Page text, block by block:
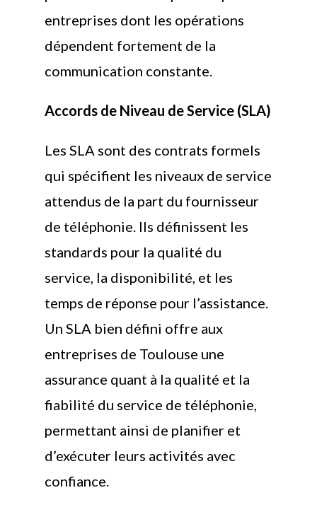
entreprises dont les opérations
dépendent fortement de la
communication constante.
Accords de Niveau de Service (SLA)
Les SLA sont des contrats formels
qui spécifient les niveaux de service
attendus de la part du fournisseur
de téléphonie. Ils définissent les
standards pour la qualité du
service, la disponibilité, et les
temps de réponse pour l’assistance.
Un SLA bien défini offre aux
entreprises de Toulouse une
assurance quant à la qualité et la
fiabilité du service de téléphonie,
permettant ainsi de planifier et
d’exécuter leurs activités avec
confiance.